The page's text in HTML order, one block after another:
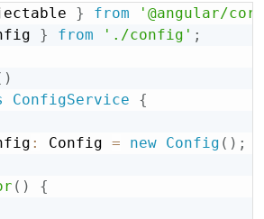
} from
'@angular/
} from './config' ;
)
ConfigService {
: Config = new Config ( ) ;
( ) {